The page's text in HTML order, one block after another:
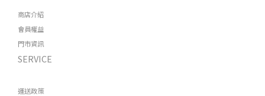
商店介紹
會員權益
門市資訊
SERVICE
運送政策